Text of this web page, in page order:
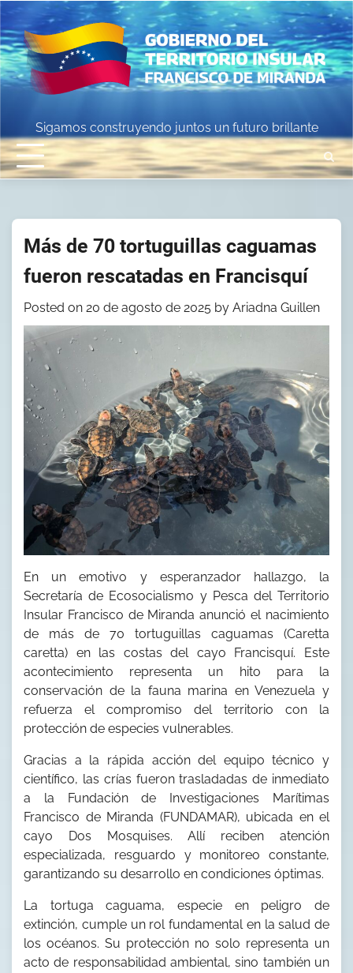
Skip
to
content
Sigamos construyendo juntos un futuro brillante
Más de 70 tortuguillas caguamas
fueron rescatadas en Francisquí
Posted on 20 de agosto de 2025 by Ariadna Guillen
En un emotivo y esperanzador hallazgo, la
Secretaría de Ecosocialismo y Pesca del Territorio
Insular Francisco de Miranda anunció el nacimiento
de más de 70 tortuguillas caguamas (Caretta
caretta) en las costas del cayo Francisquí. Este
acontecimiento representa un hito para la
conservación de la fauna marina en Venezuela y
refuerza el compromiso del territorio con la
protección de especies vulnerables.
Gracias a la rápida acción del equipo técnico y
científico, las crías fueron trasladadas de inmediato
a la Fundación de Investigaciones Marítimas
Francisco de Miranda (FUNDAMAR), ubicada en el
cayo Dos Mosquises. Allí reciben atención
especializada, resguardo y monitoreo constante,
garantizando su desarrollo en condiciones óptimas.
La tortuga caguama, especie en peligro de
extinción, cumple un rol fundamental en la salud de
los océanos. Su protección no solo representa un
acto de responsabilidad ambiental, sino también un